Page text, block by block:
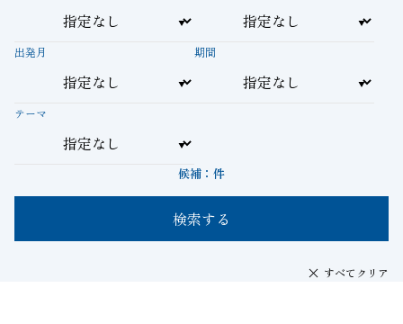
出発月 期間
テーマ
候補： 件
検索する
すべてクリア